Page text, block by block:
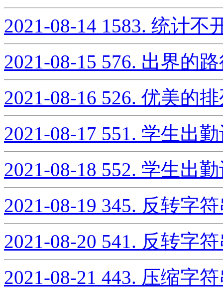
2021-08-14 1583. 统计不
2021-08-15 576. 出界的
2021-08-16 526. 优美的
2021-08-17 551. 学生出
2021-08-18 552. 学生出
2021-08-19 345. 反转字
2021-08-20 541. 反转字
2021-08-21 443. 压缩字